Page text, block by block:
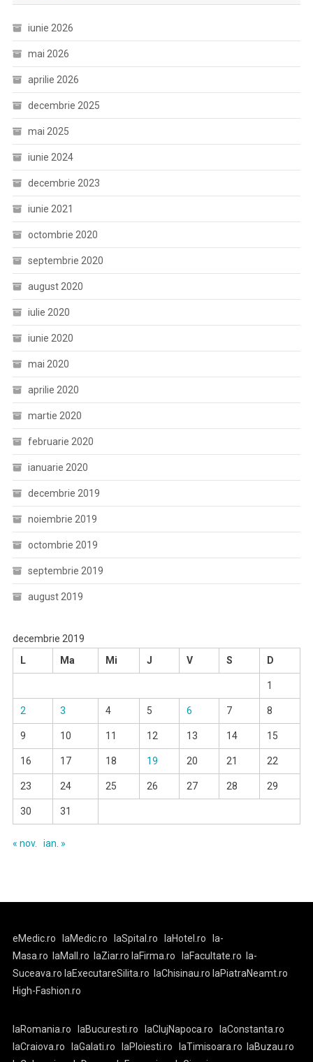
iunie 2026
mai 2026
aprilie 2026
decembrie 2025
mai 2025
iunie 2024
decembrie 2023
iunie 2021
octombrie 2020
septembrie 2020
august 2020
iulie 2020
iunie 2020
mai 2020
aprilie 2020
martie 2020
februarie 2020
ianuarie 2020
decembrie 2019
noiembrie 2019
octombrie 2019
septembrie 2019
august 2019
decembrie 2019
L
Ma Mi J V S D
1
2 3 4 5 6 7 8
9 10 11 12 13 14 15
16 17 18 19 20 21 22
23 24 25 26 27 28 29
30 31
« nov. ian. »
eMedic.ro laMedic.ro laSpital.ro laHotel.ro
la-
Masa.ro
laMall.ro laZiar.ro laFirma.ro laFacultate.ro
la-
Suceava.ro laExecutareSilita.ro laChisinau.ro laPiatraNeamt.ro
High-Fashion.ro
laRomania.ro laBucuresti.ro laClujNapoca.ro
laConstanta.ro
laCraiova.ro
laGalati.ro laPloiesti.ro laTimisoara.ro
laBuzau.ro